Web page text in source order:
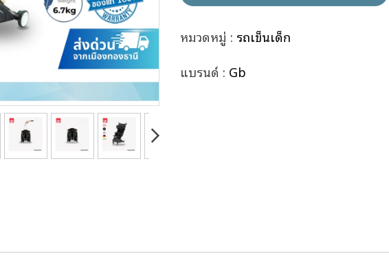
หมวดหมู่ : รถเข็นเด็ก
แบรนด์ : Gb